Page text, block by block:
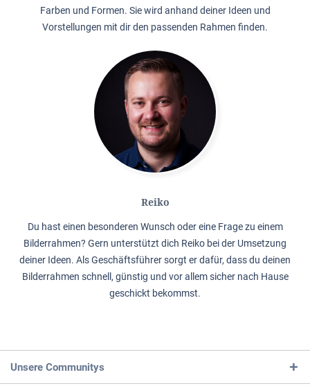
Farben und Formen. Sie wird anhand deiner Ideen und
Vorstellungen mit dir den passenden Rahmen finden.
Reiko
Du hast einen besonderen Wunsch oder eine Frage zu einem
Bilderrahmen? Gern unterstützt dich Reiko bei der Umsetzung
deiner Ideen. Als Geschäftsführer sorgt er dafür, dass du deinen
Bilderrahmen schnell, günstig und vor allem sicher nach Hause
geschickt bekommst.
Unsere Communitys